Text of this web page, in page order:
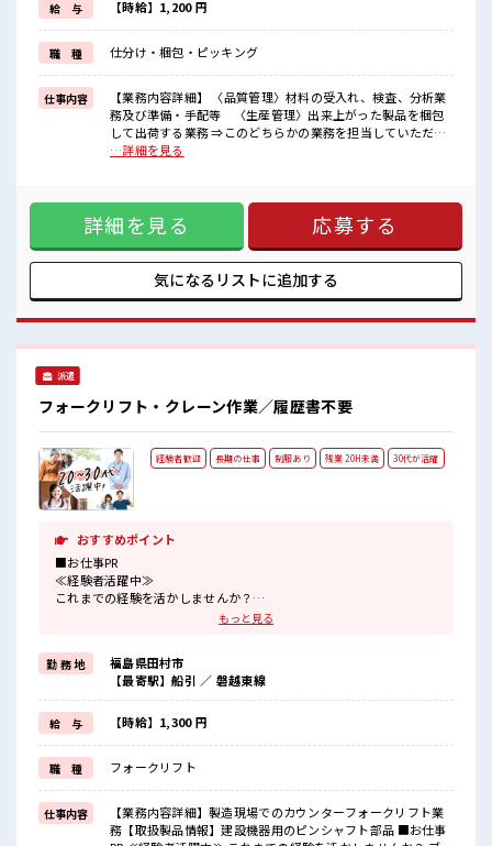
制服があるので、
毎日の服装の悩み解消♪
≪初めての仕事だけど自分にもできそう≫
新しいことにチャレンジするのは不安だけど、
しっかり働く環境が整っています！
イチからスキルUP・ステップUP目指していきましょう！
■職場の雰囲気
派手すぎなければ多少のヘアカラーもOKなのはウレシイPoint☆
程よく残業あり！
給 与 【時給】1,200 円
職 種 仕分け・梱包・ピッキング
仕事内容
【業務内容詳細】 〈品質管理〉材料の受入れ、検査、分析業
務及び準備・手配等 〈生産管理〉出来上がった製品を梱包
して出荷する業務 ⇒このどちらかの業務を担当していただき
ます。【取扱製品情報】光学ガラス ■お仕事PR ≪1日1時間程
ト満喫！ ≪モチベーションもUP≫ 派手過ぎなければ髪型や髪
色自由♪ (規定有)≪機能的な制服アリ≫ 制服があるので、 毎
日の服装の悩み解消♪ ≪初めての仕事だけど自分にもできそ
う≫ 新しいことにチャレンジするのは不安だけど、 しっかり
働く環境が整っています！ イチからスキルUP・ステップUP
目指していきましょう！ ■職場の雰囲気 派手すぎなければ多
代活躍中の職場です☆ 一息つける休憩スペースもあります！
程よく残業あり！
…詳細を見る
詳細を見る 応募する
気になるリストに追加する
派遣
フォークリフト・クレーン作業／履歴書不要
経験者歓迎 長期の仕事 制服あり 残業 20H未満 30代が活躍
おすすめポイント
■お仕事PR
≪経験者活躍中≫
これまでの経験を活かしませんか？
≪無理なくお給料に残業代を上乗せ≫
残業は月20時間未満で、
ほどよく稼げます♪
制服があると毎日の服選びに悩まずOK♪
≪自分に合った期間で働ける≫
福利厚生が整った派遣のお仕事です！
■職場の雰囲気
程よく残業あり！
これまでの経験を活かすチャンス！
ブランクがあっても問題ナシ♪
もっと見る
勤 務 地
福島県田村市
【最寄駅】船引 ／ 磐越東線
給 与 【時給】1,300 円
職 種 フォークリフト
仕事内容
【業務内容詳細】製造現場でのカウンターフォークリフト業
務【取扱製品情報】建設機器用のピンシャフト部品 ■お仕事